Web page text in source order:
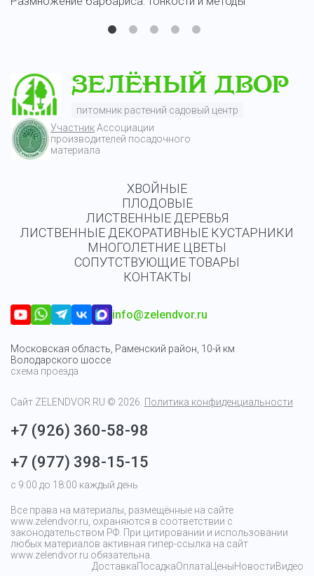
питомник растений садовый центр
УчастникАссоциации
производителей посадочного
материала
ХВОЙНЫЕ
ПЛОДОВЫЕ
ЛИСТВЕННЫЕ ДЕРЕВЬЯ
ЛИСТВЕННЫЕ ДЕКОРАТИВНЫЕ КУСТАРНИКИ
МНОГОЛЕТНИЕ ЦВЕТЫ
СОПУТСТВУЮЩИЕ ТОВАРЫ
КОНТАКТЫ
info@zelendvor.ru
Московская область, Раменский район, 10-й км
Володарского шоссе
схема проезда
Сайт ZELENDVOR.RU © 2026. Политика конфиденциальности
+7 (926) 360-58-98
+7 (977) 398-15-15
с 9:00 до 18:00 каждый день
Все права на материалы, размещённые на сайте
www.zelendvor.ru, охраняются в соответствии с
законодательством РФ. При цитировании и использовании
любых материалов активная гипер-ссылка на сайт
www.zelendvor.ru обязательна.
ДоставкаПосадкаОплата ЦеныНовостиВидео